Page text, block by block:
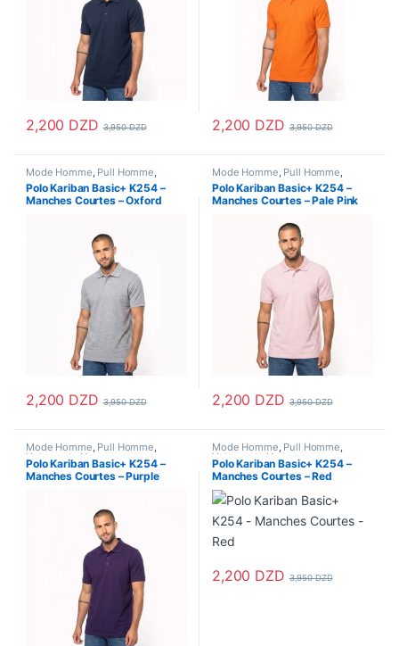
2,200 DZD 3,950DZD
Ce produit a plusieurs variations. Les options peuvent être
2,200 DZD 3,950DZD
Ce produit a plusieurs
Mode Homme Pull Homme
Vetements Homme
Polo Kariban Basic+ K254 –
Manches Courtes – Oxford
2,200 DZD 3,950DZD
Ce produit a plusieurs variations. Les options peuvent être
Mode Homme Pull Homme
Vetements Homme
Polo Kariban Basic+ K254 –
Manches Courtes – Pale Pink
2,200 DZD 3,950DZD
Ce produit a plusieurs
Mode Homme, Pull Homme,
Vetements Homme
Polo Kariban Basic+ K254 –
Manches Courtes – Purple
Mode Homme, Pull Homme,
Vetements Homme
Polo Kariban Basic+ K254 –
Manches Courtes – Red
2,200 DZD 3,950DZD
Ce produit a plusieurs